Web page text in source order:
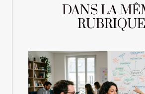
DANS LA
RUBRIQUE